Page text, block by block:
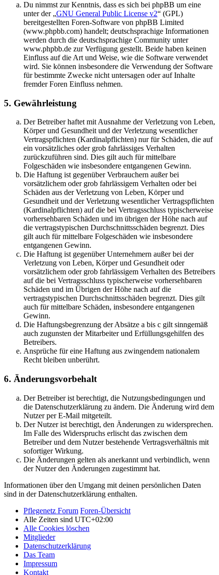
Du nimmst zur Kenntnis, dass es sich bei phpBB um eine
unter der „GNU General Public License v2“ (GPL)
bereitgestellten Foren-Software von phpBB Limited
(www.phpbb.com) handelt; deutschsprachige Informationen
werden durch die deutschsprachige Community unter
www.phpbb.de zur Verfügung gestellt. Beide haben keinen
Einfluss auf die Art und Weise, wie die Software verwendet
wird. Sie können insbesondere die Verwendung der Software
für bestimmte Zwecke nicht untersagen oder auf Inhalte
fremder Foren Einfluss nehmen.
5. Gewährleistung
Der Betreiber haftet mit Ausnahme der Verletzung von Leben,
Körper und Gesundheit und der Verletzung wesentlicher
Vertragspflichten (Kardinalpflichten) nur für Schäden, die auf
ein vorsätzliches oder grob fahrlässiges Verhalten
zurückzuführen sind. Dies gilt auch für mittelbare
Folgeschäden wie insbesondere entgangenen Gewinn.
Die Haftung ist gegenüber Verbrauchern außer bei
vorsätzlichem oder grob fahrlässigem Verhalten oder bei
Schäden aus der Verletzung von Leben, Körper und
Gesundheit und der Verletzung wesentlicher Vertragspflichten
(Kardinalpflichten) auf die bei Vertragsschluss typischerweise
vorhersehbaren Schäden und im übrigen der Höhe nach auf
die vertragstypischen Durchschnittsschäden begrenzt. Dies
gilt auch für mittelbare Folgeschäden wie insbesondere
entgangenen Gewinn.
Die Haftung ist gegenüber Unternehmern außer bei der
Verletzung von Leben, Körper und Gesundheit oder
vorsätzlichem oder grob fahrlässigem Verhalten des Betreibers
auf die bei Vertragsschluss typischerweise vorhersehbaren
Schäden und im Übrigen der Höhe nach auf die
vertragstypischen Durchschnittsschäden begrenzt. Dies gilt
auch für mittelbare Schäden, insbesondere entgangenen
Gewinn.
Die Haftungsbegrenzung der Absätze a bis c gilt sinngemäß
auch zugunsten der Mitarbeiter und Erfüllungsgehilfen des
Betreibers.
Ansprüche für eine Haftung aus zwingendem nationalem
Recht bleiben unberührt.
6. Änderungsvorbehalt
Der Betreiber ist berechtigt, die Nutzungsbedingungen und
die Datenschutzerklärung zu ändern. Die Änderung wird dem
Nutzer per E-Mail mitgeteilt.
Der Nutzer ist berechtigt, den Änderungen zu widersprechen.
Im Falle des Widerspruchs erlischt das zwischen dem
Betreiber und dem Nutzer bestehende Vertragsverhältnis mit
sofortiger Wirkung.
Die Änderungen gelten als anerkannt und verbindlich, wenn
der Nutzer den Änderungen zugestimmt hat.
Informationen über den Umgang mit deinen persönlichen Daten
sind in der Datenschutzerklärung enthalten.
Pflegenetz Forum Foren-Übersicht
Alle Zeiten sind UTC+02:00
Alle Cookies löschen
Mitglieder
Datenschutzerklärung
Das Team
Impressum
Kontakt